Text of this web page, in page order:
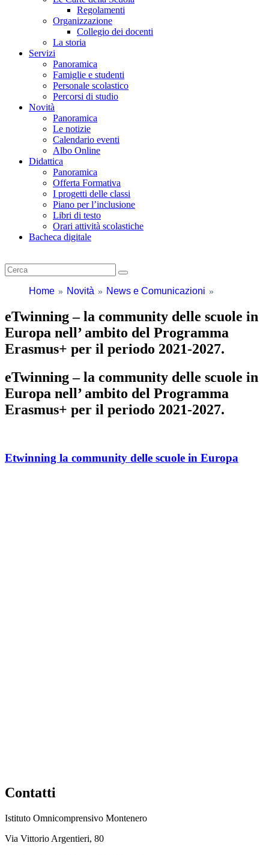
Regolamenti
Organizzazione
Collegio dei docenti
La storia
Servizi
Panoramica
Famiglie e studenti
Personale scolastico
Percorsi di studio
Novità
Panoramica
Le notizie
Calendario eventi
Albo Online
Didattica
Panoramica
Offerta Formativa
I progetti delle classi
Piano per l’inclusione
Libri di testo
Orari attività scolastiche
Bacheca digitale
Home Novità News e Comunicazioni
eTwinning – la community delle scuole in
Europa nell’ ambito del Programma
Erasmus+ per il periodo 2021-2027.
eTwinning – la community delle scuole in
Europa nell’ ambito del Programma
Erasmus+ per il periodo 2021-2027.
Etwinning la community delle scuole in Europa
Contatti
Istituto Omnicomprensivo Montenero
Via Vittorio Argentieri, 80